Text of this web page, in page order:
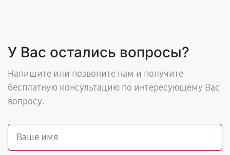
У Вас остались вопросы?
Напишите или позвоните нам и получите
бесплатную консультацию по интересующему Вас
вопросу.